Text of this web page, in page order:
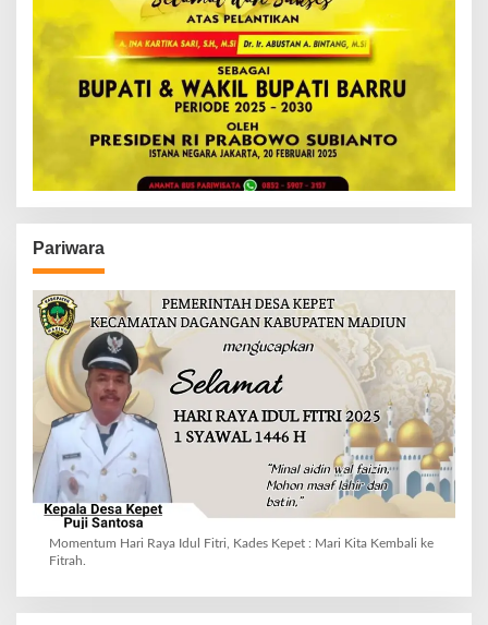
Pariwara
Momentum Hari Raya Idul Fitri, Kades Kepet : Mari Kita Kembali ke
Fitrah.